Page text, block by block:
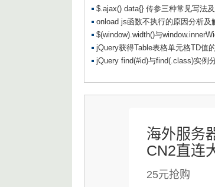
海外服务
CN2直连
25元抢购